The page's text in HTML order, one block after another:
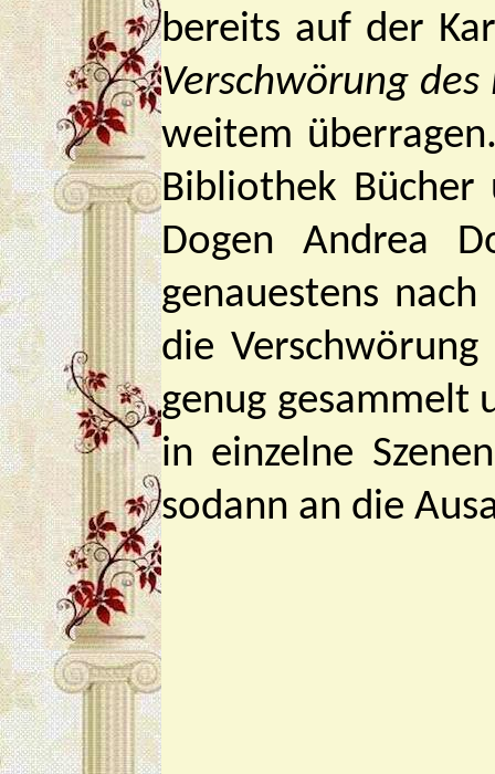
bereits auf der
Verschwörung des
weitem
Bibliothek
Dogen Andrea
genauestens
die
genug gesammelt
in einzelne
sodann an die